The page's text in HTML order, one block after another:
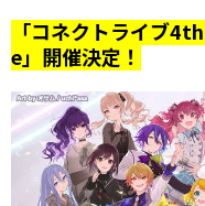
「コネクトライブ
e」開催決定！